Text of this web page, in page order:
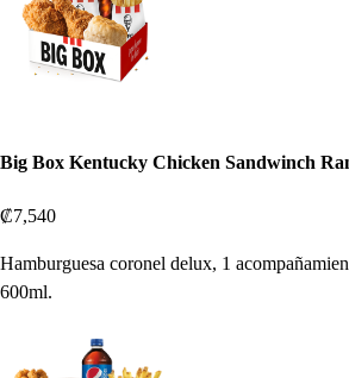
Big Box Kentucky Chicken Sandwinch
₡7,540
Hamburguesa coronel delux, 1
600ml.